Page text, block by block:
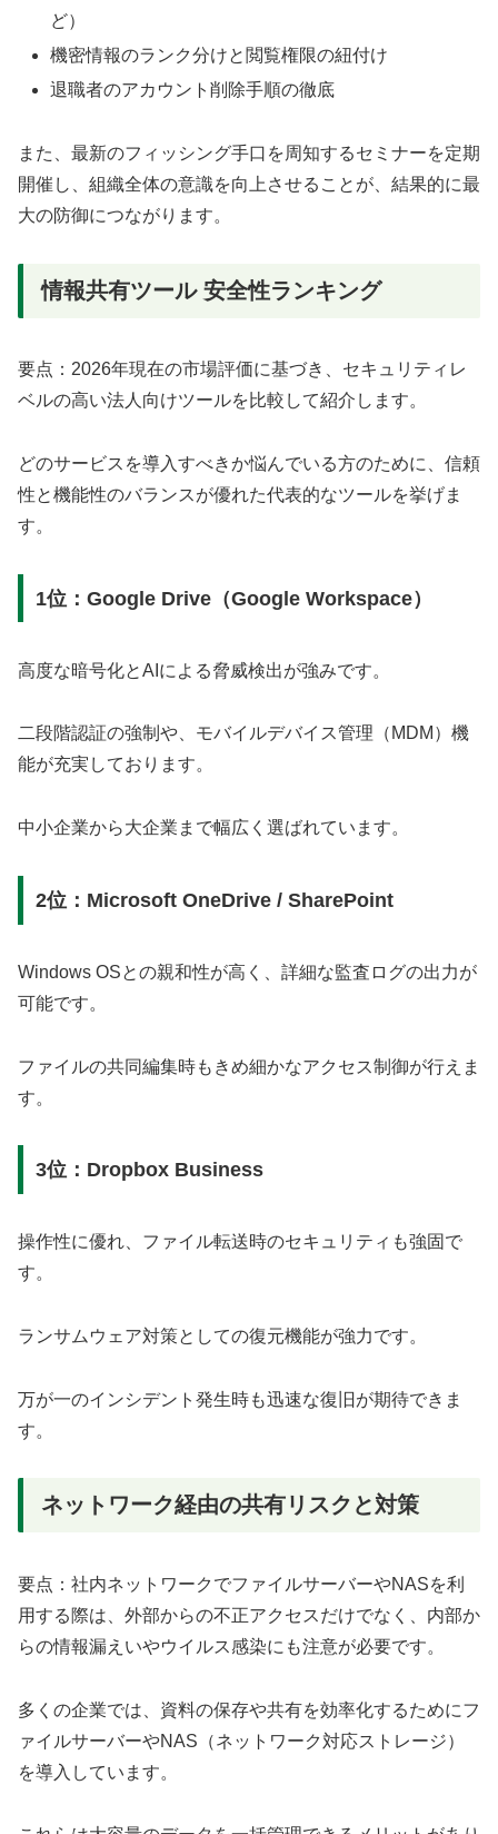
ど）
機密情報のランク分けと閲覧権限の紐付け
退職者のアカウント削除手順の徹底
また、最新のフィッシング手口を周知するセミナーを定期
開催し、組織全体の意識を向上させることが、結果的に最
大の防御につながります。
情報共有ツール 安全性ランキング
要点：2026年現在の市場評価に基づき、セキュリティレ
ベルの高い法人向けツールを比較して紹介します。
どのサービスを導入すべきか悩んでいる方のために、信頼
性と機能性のバランスが優れた代表的なツールを挙げま
す。
1位：Google Drive（Google Workspace）
高度な暗号化とAIによる脅威検出が強みです。
二段階認証の強制や、モバイルデバイス管理（MDM）機
能が充実しております。
中小企業から大企業まで幅広く選ばれています。
2位：Microsoft OneDrive / SharePoint
Windows OSとの親和性が高く、詳細な監査ログの出力が
可能です。
ファイルの共同編集時もきめ細かなアクセス制御が行えま
す。
3位：Dropbox Business
操作性に優れ、ファイル転送時のセキュリティも強固で
す。
ランサムウェア対策としての復元機能が強力です。
万が一のインシデント発生時も迅速な復旧が期待できま
す。
ネットワーク経由の共有リスクと対策
要点：社内ネットワークでファイルサーバーやNASを利
用する際は、外部からの不正アクセスだけでなく、内部か
らの情報漏えいやウイルス感染にも注意が必要です。
多くの企業では、資料の保存や共有を効率化するためにフ
ァイルサーバーやNAS（ネットワーク対応ストレージ）
を導入しています。